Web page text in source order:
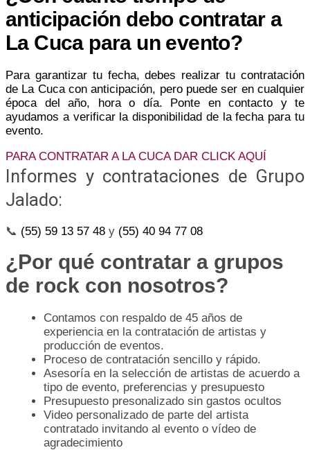
anticipación debo contratar a
La Cuca para un evento?
Para garantizar tu fecha, debes realizar tu contratación
de La Cuca con anticipación, pero puede ser en cualquier
época del año, hora o día. Ponte en contacto y te
ayudamos a verificar la disponibilidad de la fecha para tu
evento.
PARA CONTRATAR A LA CUCA DAR CLICK AQUÍ
Informes y contrataciones de Grupo
Jalado:
📞 (55) 59 13 57 48 y (55) 40 94 77 08
¿Por qué contratar a grupos
de rock con nosotros?
Contamos con respaldo de 45 años de
experiencia en la contratación de artistas y
producción de eventos.
Proceso de contratación sencillo y rápido.
Asesoría en la selección de artistas de acuerdo a
tipo de evento, preferencias y presupuesto
Presupuesto presonalizado sin gastos ocultos
Video personalizado de parte del artista
contratado invitando al evento o vídeo de
agradecimiento